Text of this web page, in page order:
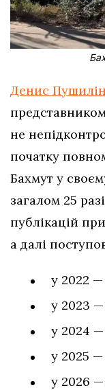
Денис Пушилін
не
початку
Бахмут у
загалом 25
публікацій
а далі
у 2022 —
у 2023 —
у 2024 —
у 2025 —
у 2026 —